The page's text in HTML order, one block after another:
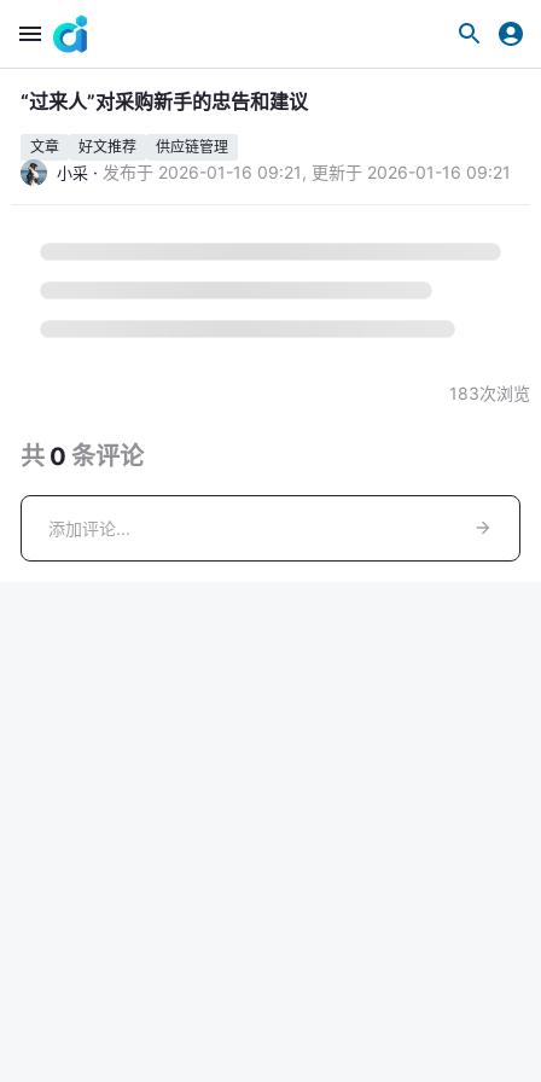
“过来人”对采购新手的忠告和建议
文章 好文推荐 供应链管理
小采 · 发布于 2026-01-16 09:21 , 更新于 2026-01-16 09:21
183次浏览
共 0 条评论